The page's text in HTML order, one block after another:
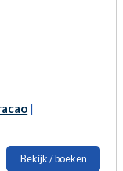
|
Bekijk / boeken